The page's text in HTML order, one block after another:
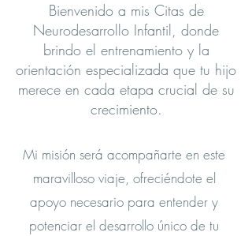
Bienvenido a mis Citas de
Neurodesarrollo Infantil, donde
brindo el entrenamiento y la
orientación especializada que tu hijo
merece en cada etapa crucial de su
crecimiento.
Mi misión será acompañarte en este
maravilloso viaje, ofreciéndote el
apoyo necesario para entender y
potenciar el desarrollo único de tu